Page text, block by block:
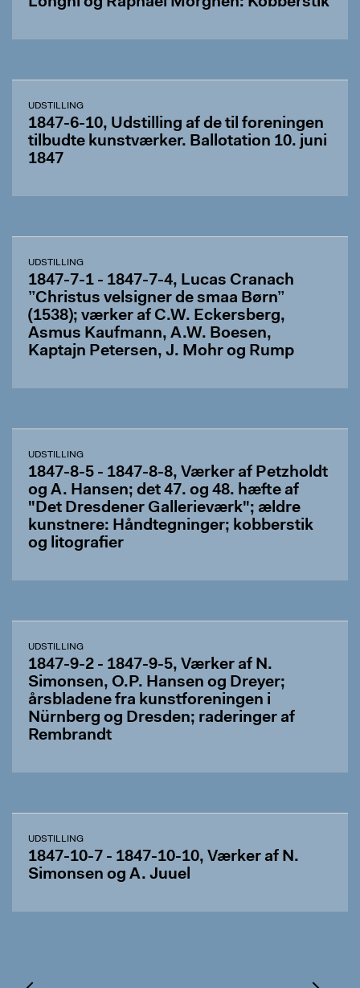
UDSTILLING
1847-6-10, Udstilling af de til foreningen
tilbudte kunstværker. Ballotation 10. juni
1847
UDSTILLING
1847-7-1 - 1847-7-4, Lucas Cranach
”Christus velsigner de smaa Børn”
(1538); værker af C.W. Eckersberg,
Asmus Kaufmann, A.W. Boesen,
Kaptajn Petersen, J. Mohr og Rump
UDSTILLING
1847-8-5 - 1847-8-8, Værker af Petzholdt
og A. Hansen; det 47. og 48. hæfte af
"Det Dresdener Gallerieværk"; ældre
kunstnere: Håndtegninger; kobberstik
og litografier
UDSTILLING
1847-9-2 - 1847-9-5, Værker af N.
Simonsen, O.P. Hansen og Dreyer;
årsbladene fra kunstforeningen i
Nürnberg og Dresden; raderinger af
Rembrandt
UDSTILLING
1847-10-7 - 1847-10-10, Værker af N.
Simonsen og A. Juuel